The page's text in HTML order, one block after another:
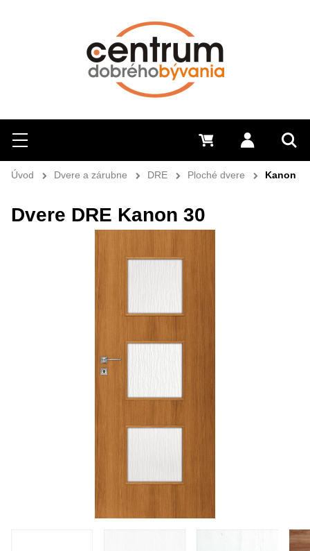
Hľadať
Menu Prihlásiť
0 €
Úvod Dvere a zárubne DRE Ploché dvere Kanon
Dvere DRE Kanon 30